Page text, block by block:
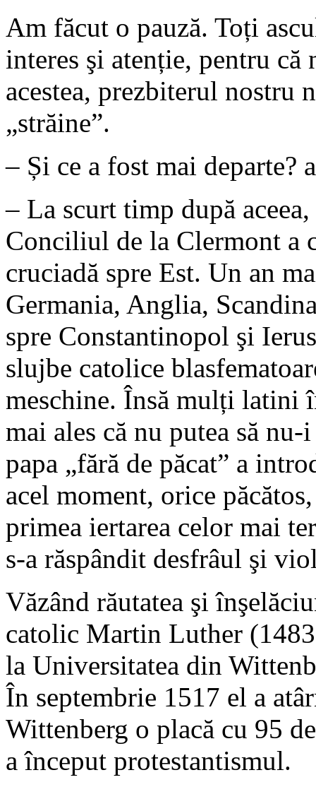
Am făcut o pauză. Toți
interes şi atenție, pentru că
acestea, prezbiterul nostru
„străine”.
– Și ce a fost mai departe?
– La scurt timp după
Conciliul de la Clermont a
cruciadă spre Est. Un an
Germania, Anglia,
spre Constantinopol şi
slujbe catolice
meschine. Însă mulți latini
mai ales că nu putea să
papa „fără de păcat” a
acel moment, orice
primea iertarea celor mai
s-a răspândit desfrâul şi
Văzând răutatea şi
catolic Martin Luther
la Universitatea din
În septembrie 1517 el a
Wittenberg o placă cu 95
a început protestantismul.